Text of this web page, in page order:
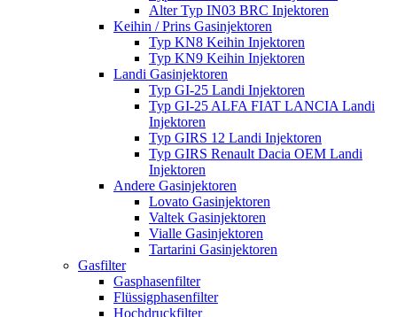
Alter Typ IN03 BRC Injektoren
Keihin / Prins Gasinjektoren
Typ KN8 Keihin Injektoren
Typ KN9 Keihin Injektoren
Landi Gasinjektoren
Typ GI-25 Landi Injektoren
Typ GI-25 ALFA FIAT LANCIA Landi
Injektoren
Typ GIRS 12 Landi Injektoren
Typ GIRS Renault Dacia OEM Landi
Injektoren
Andere Gasinjektoren
Lovato Gasinjektoren
Valtek Gasinjektoren
Vialle Gasinjektoren
Tartarini Gasinjektoren
Gasfilter
Gasphasenfilter
Flüssigphasenfilter
Hochdruckfilter